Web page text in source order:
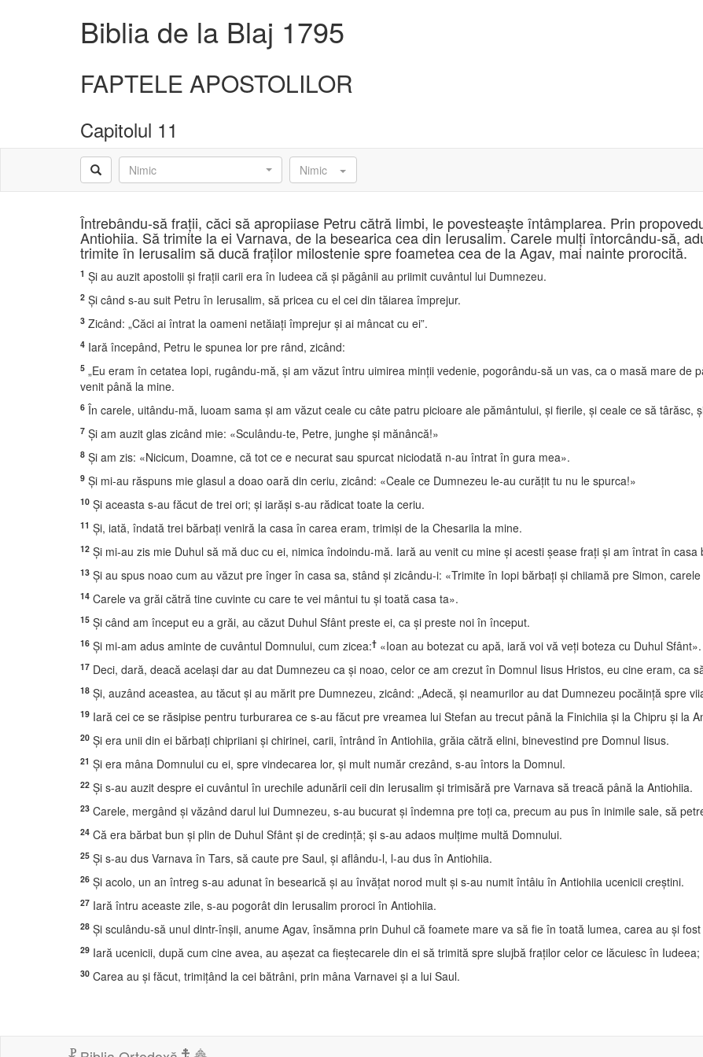
Biblia de la Blaj 1795
FAPTELE APOSTOLILOR
Capitolul 11
Nimic Nimic
Întrebându-să fraţii, căci să apropiiase Petru cătră limbi, le povesteaşte întâmplarea. Prin
Antiohiia. Să trimite la ei Varnava, de la besearica cea din Ierusalim. Carele mulţi întorcându-să,
trimite în Ierusalim să ducă fraţilor milostenie spre foametea cea de la Agav, mai nainte prorocită.
1 Şi au auzit apostolii şi fraţii carii era în Iudeea că şi păgânii au priimit cuvântul lui Dumnezeu.
2 Şi când s-au suit Petru în Ierusalim, să pricea cu el cei din tăiarea împrejur.
3 Zicând: „Căci ai întrat la oameni netăiaţi împrejur şi ai mâncat cu ei”.
4 Iară începând, Petru le spunea lor pre rând, zicând:
5 „Eu eram în cetatea Iopi, rugându-mă, şi am văzut întru uimirea minţii vedenie, pogorându-să un vas, ca o masă mare de
venit până la mine.
6 În carele, uitându-mă, luoam sama şi am văzut ceale cu câte patru picioare ale pământului, şi fierile, şi ceale ce să târăsc,
7 Şi am auzit glas zicând mie: «Sculându-te, Petre, junghe şi mănâncă!»
8 Şi am zis: «Nicicum, Doamne, că tot ce e necurat sau spurcat niciodată n-au întrat în gura mea».
9 Şi mi-au răspuns mie glasul a doao oară din ceriu, zicând: «Ceale ce Dumnezeu le-au curăţit tu nu le spurca!»
10 Şi aceasta s-au făcut de trei ori; şi iarăşi s-au rădicat toate la ceriu.
11 Şi, iată, îndată trei bărbaţi veniră la casa în carea eram, trimişi de la Chesariia la mine.
12 Şi mi-au zis mie Duhul să mă duc cu ei, nimica îndoindu-mă. Iară au venit cu mine şi acesti şease fraţi şi am întrat în casa
13 Şi au spus noao cum au văzut pre înger în casa sa, stând şi zicându-i: «Trimite în Iopi bărbaţi şi chiiamă pre Simon,
14 Carele va grăi cătră tine cuvinte cu care te vei mântui tu şi toată casa ta».
15 Şi când am început eu a grăi, au căzut Duhul Sfânt preste ei, ca şi preste noi în început.
16 Şi mi-am adus aminte de cuvântul Domnului, cum zicea:† «Ioan au botezat cu apă, iară voi vă veţi boteza cu Duhul Sfânt».
17 Deci, dară, deacă acelaşi dar au dat Dumnezeu ca şi noao, celor ce am crezut în Domnul Iisus Hristos, eu cine eram, ca
18 Şi, auzând aceastea, au tăcut şi au mărit pre Dumnezeu, zicând: „Adecă, şi neamurilor au dat Dumnezeu pocăinţă spre
19 Iară cei ce se răsipise pentru turburarea ce s-au făcut pre vreamea lui Stefan au trecut până la Finichiia şi la Chipru şi la
20 Şi era unii din ei bărbaţi chipriiani şi chirinei, carii, întrând în Antiohiia, grăia cătră elini, binevestind pre Domnul Iisus.
21 Şi era mâna Domnului cu ei, spre vindecarea lor, şi mult număr crezând, s-au întors la Domnul.
22 Şi s-au auzit despre ei cuvântul în urechile adunării ceii din Ierusalim şi trimisără pre Varnava să treacă până la Antiohiia.
23 Carele, mergând şi văzând darul lui Dumnezeu, s-au bucurat şi îndemna pre toţi ca, precum au pus în inimile sale, să
24 Că era bărbat bun şi plin de Duhul Sfânt şi de credinţă; şi s-au adaos mulţime multă Domnului.
25 Şi s-au dus Varnava în Tars, să caute pre Saul, şi aflându-l, l-au dus în Antiohiia.
26 Şi acolo, un an întreg s-au adunat în besearică şi au învăţat norod mult şi s-au numit întâiu în Antiohiia ucenicii creştini.
27 Iară întru aceaste zile, s-au pogorât din Ierusalim proroci în Antiohiia.
28 Şi sculându-să unul dintr-înşii, anume Agav, însămna prin Duhul că foamete mare va să fie în toată lumea, carea au şi
29 Iară ucenicii, după cum cine avea, au aşezat ca fieştecarele din ei să trimită spre slujbă fraţilor celor ce lăcuiesc în Iudeea;
30 Carea au şi făcut, trimiţând la cei bătrâni, prin mâna Varnavei şi a lui Saul.